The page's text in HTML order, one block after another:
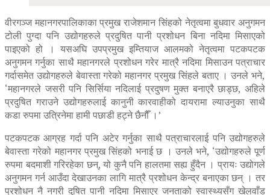
वीरगञ्ज महानगरपालिकाका प्रमुख राजेशमान सिंहको नेतृत्वमा बुधवार अनुगमन
टोली पुग्दा पनि उद्योगहरुले प्रदुषित पानी प्रशोधन बिना नदिमा मिसाएको
पाइएको हो । यसअघि उपप्रमुख इम्तियाज आलमको नेतृत्वमा पटकपटक
अनुगमन गर्नुका साथै महानगरले प्रशोधन गरेर मात्रै नदिमा मिसाउन पत्राचार
गर्दासमेत उद्योगहरुले बेवास्ता गरेको महानगर प्रमुख सिंहले बताए । उनले भने,
‘महानगरले जसरी पनि सिर्सिया नदिलाई प्रदुषण मुक्त बनाएरै छाड्छ, अहिले
प्रदुषित गराउने उद्योगहरुलाई कानुनी कारवाहीको दायरामा ल्याउनुका साथै
कडा रुपमा उत्रिनेमा हामी पछाडी हट्ने छैनौँ ।’
पटकपटक आग्रह गर्दा पनि अटेर गर्नुका साथै पत्राचारलाई पनि उद्योगहरुले
बेवास्ता गरेको महानगर प्रमुख सिंहको भनाई छ । उनले भने, ‘उद्योगहरुले पूर्ण
रुपमा बदमाशी गरिरहेका छन्, यो कुनै पनि हालतमा सह्य हुँदैन । प्रायः उद्योगले
अनुगमन गर्न आउँदा देखाउनका लागि मात्रै प्रशोधन केन्द्र बनाएका छन् । तर
प्रशोधन नै नगरी दुषित पानी नदिमा मिसाएर जनताको स्वास्थ्यसँग खेलवाँड